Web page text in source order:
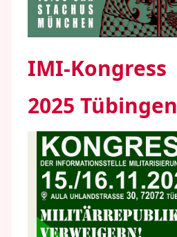
IMI-Kongress
2025 Tübingen